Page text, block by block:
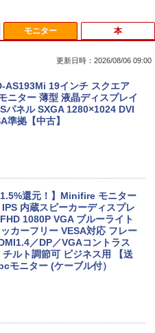
セール期間中ポイント5倍】中
トPC 第8世代 Celeron メモリ
ージ128GB 10.1インチ グレ
ネル Windows11 モバイルノ
る 90日保証 送料無料
け】ノートパソコン 中古 激安
店長おまかせ 中古ノートパ
以上 中古ノートPC 中古PC
4GB 中古パソコン Celeron
AMD 富士通 NEC等 在宅 テ
クトップ ESPRIMO D588 第
メモリ8GB SSD120GB S
windows10 Windows11 DVD
スクトップパソコン 中古パ
あす楽
ン windows 10 Pro 32bit デ
【WPS Office付】富士通 Dシ
~/メモリ2G/HDD160GB/
【中古】【中古パソコン】
【即納】【在庫処分】【安心
務処理用として最適】
モニター
更新日時：2026/08/06 09:00
AS193Mi 19インチ スクエア
ニター 薄型 液晶ディスプレイ
パネル SXGA 1280×1024 DVI
準拠【中古】
還元！】Minifire モニター
内蔵スピーカーディスプレ
1080P VGA ブルーライト
カーフリー VESA対応 フレー
／DP／VGAコントラス
チルト調節可 ビジネス用 【送
モニター (ケーブル付）
本